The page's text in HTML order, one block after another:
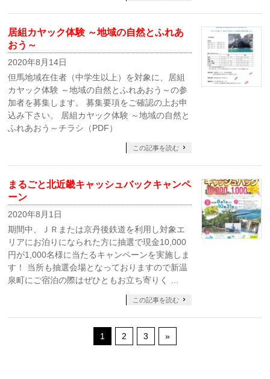
居組カヤック体験 ～地域の自然とふれあ
おう～
2020年8月14日
但馬地域在住者（中学生以上）を対象に、居組
カヤック体験 ～地域の自然とふれあおう～の参
加者を募集します。 募集要項をご確認の上お申
込み下さい。 居組カヤック体験 ～地域の自然と
ふれあおう～チラシ（PDF）
この記事を読む
まるごと北近畿キャッシュバックキャンペ
ーン
2020年8月1日
期間中、ＪＲまたは京丹後鉄道を利用し対象エ
リアにお泊りになられた方に抽選で現金10,000
円が1,000名様に当たるキャンペーンを実施しま
す！ 当所も抽選会場となっておりますので新温
泉町にご宿泊の際はぜひともお立ち寄りく …
この記事を読む
1 2 3 »